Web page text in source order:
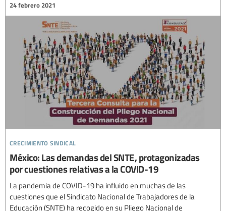
crecimiento sindical
24 febrero 2021
México: Las demandas del SNTE, protagonizadas
por cuestiones relativas a la COVID-19
La pandemia de COVID-19 ha influido en muchas de las
cuestiones que el Sindicato Nacional de Trabajadores de la
Educación (SNTE) ha recogido en su Pliego Nacional de